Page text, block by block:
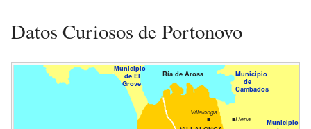
Datos Curiosos de Portonovo
Ría de Arosa
Municipio
de El
Grove
Municipio
de
Cambados
Municipio
Villalonga
■ ■Dena